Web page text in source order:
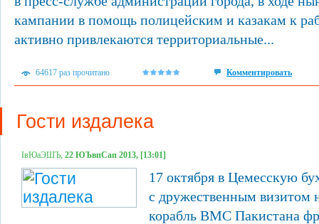
кампании в помощь полицейским и казакам к
активно привлекаются территориальные...
64617 раз прочитано Комментировать
Гости издалека
ІвЮаЭШЪ, 22 ЮЪвпСап 2013, [13:01]
17 октября в Цемесскую
с дружественным визитом
корабль ВМС Пакистана